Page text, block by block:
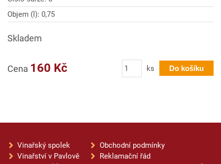
Objem (l): 0,75
Skladem
Cena 160 Kč Počet ks Do košíku
Vinařský spolek
Vinařství v Pavlově
Obchodní podmínky
Reklamační řád